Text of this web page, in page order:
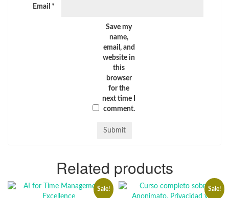
Email *
Save my
name,
email, and
website in
this
browser
for the
next time I
comment.
Related products
Sale! Sale!